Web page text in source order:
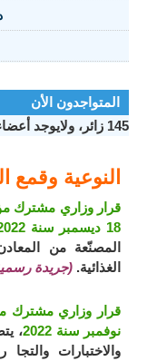
المتواجدون الأن
145 زائر، ولايوجد أعضاء داخل الموقع
النوعية وقمع
18 ديسمبر سنة 2022
المصنّعة من
الغذائية. (جريدة رسمية
نوفمبر سنة 2022
،
والاختبارات